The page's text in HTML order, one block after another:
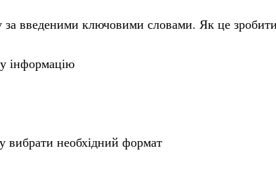
за введеними ключовими словами. Як це
інформацію
вибрати необхідний формат